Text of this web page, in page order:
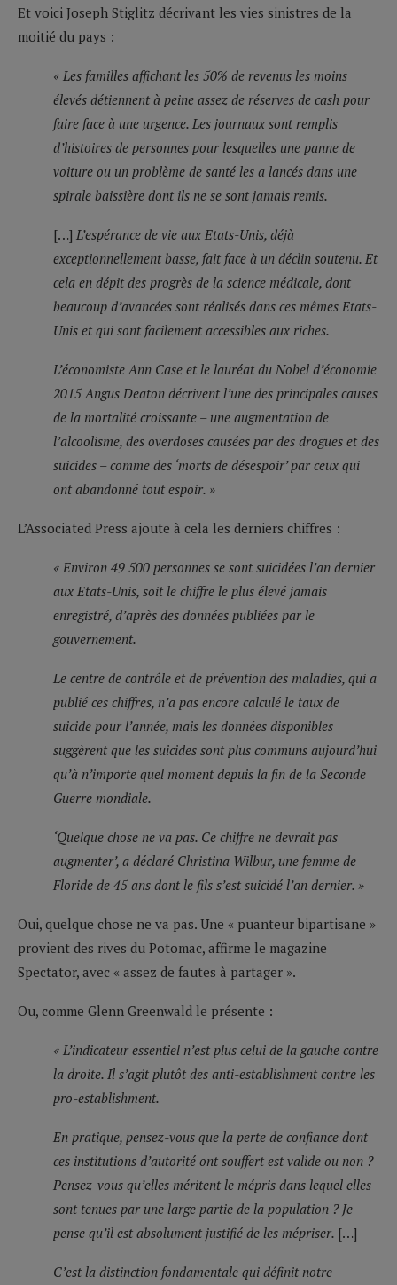
Et voici Joseph Stiglitz décrivant les vies sinistres de la
moitié du pays :
« Les familles affichant les 50% de revenus les moins
élevés détiennent à peine assez de réserves de cash pour
faire face à une urgence. Les journaux sont remplis
d’histoires de personnes pour lesquelles une panne de
voiture ou un problème de santé les a lancés dans une
spirale baissière dont ils ne se sont jamais remis.
[…] L’espérance de vie aux Etats-Unis, déjà
exceptionnellement basse, fait face à un déclin soutenu. Et
cela en dépit des progrès de la science médicale, dont
beaucoup d’avancées sont réalisés dans ces mêmes Etats-
Unis et qui sont facilement accessibles aux riches.
L’économiste Ann Case et le lauréat du Nobel d’économie
2015 Angus Deaton décrivent l’une des principales causes
de la mortalité croissante – une augmentation de
l’alcoolisme, des overdoses causées par des drogues et des
suicides – comme des ‘morts de désespoir’ par ceux qui
ont abandonné tout espoir. »
L’Associated Press ajoute à cela les derniers chiffres :
« Environ 49 500 personnes se sont suicidées l’an dernier
aux Etats-Unis, soit le chiffre le plus élevé jamais
enregistré, d’après des données publiées par le
gouvernement.
Le centre de contrôle et de prévention des maladies, qui a
publié ces chiffres, n’a pas encore calculé le taux de
suicide pour l’année, mais les données disponibles
suggèrent que les suicides sont plus communs aujourd’hui
qu’à n’importe quel moment depuis la fin de la Seconde
Guerre mondiale.
‘Quelque chose ne va pas. Ce chiffre ne devrait pas
augmenter’, a déclaré Christina Wilbur, une femme de
Floride de 45 ans dont le fils s’est suicidé l’an dernier. »
Oui, quelque chose ne va pas. Une « puanteur bipartisane »
provient des rives du Potomac, affirme le magazine
Spectator, avec « assez de fautes à partager ».
Ou, comme Glenn Greenwald le présente :
« L’indicateur essentiel n’est plus celui de la gauche contre
la droite. Il s’agit plutôt des anti-establishment contre les
pro-establishment.
En pratique, pensez-vous que la perte de confiance dont
ces institutions d’autorité ont souffert est valide ou non ?
Pensez-vous qu’elles méritent le mépris dans lequel elles
sont tenues par une large partie de la population ? Je
pense qu’il est absolument justifié de les mépriser. […]
C’est la distinction fondamentale qui définit notre